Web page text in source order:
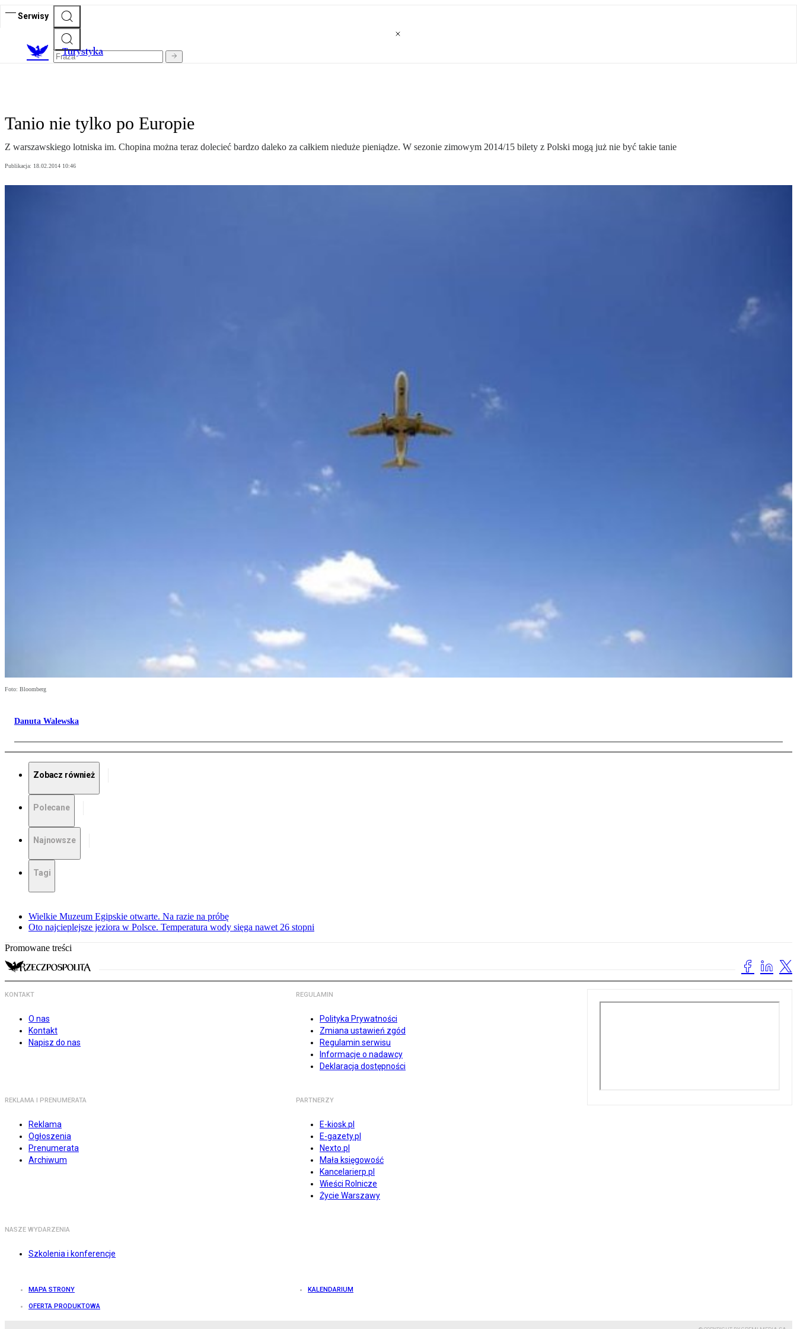
Serwisy
Turystyka
Tanio nie tylko po Europie
Z warszawskiego lotniska im. Chopina można teraz dolecieć bardzo daleko za całkiem nieduże pieniądze. W sezonie zimowym 2014/15 bilety z Polski mogą już nie być takie tanie
Publikacja: 18.02.2014 10:46
Foto: Bloomberg
Danuta Walewska
Zobacz również
Polecane
Najnowsze
Tagi
Wielkie Muzeum Egipskie otwarte. Na razie na próbę
Oto najcieplejsze jeziora w Polsce. Temperatura wody sięga nawet 26 stopni
Promowane treści
KONTAKT
O nas
Kontakt
Napisz do nas
REGULAMIN
Polityka Prywatności
Zmiana ustawień zgód
Regulamin serwisu
Informacje o nadawcy
Deklaracja dostępności
REKLAMA I PRENUMERATA
Reklama
Ogłoszenia
Prenumerata
Archiwum
PARTNERZY
E-kiosk.pl
E-gazety.pl
Nexto.pl
Mała księgowość
Kancelarierp.pl
Wieści Rolnicze
Życie Warszawy
NASZE WYDARZENIA
Szkolenia i konferencje
MAPA STRONY KALENDARIUM
OFERTA PRODUKTOWA